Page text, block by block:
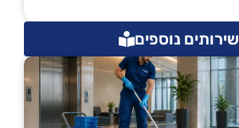
שירותים נוספים